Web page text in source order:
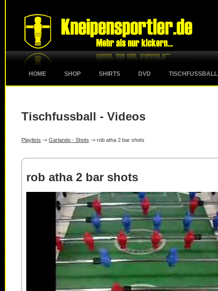
HOME SHOP SHIRTS DVD TISCHFUSSBALL
Tischfussball - Videos
Playlists -> Garlando - Shots -> rob atha 2 bar shots
rob atha 2 bar shots